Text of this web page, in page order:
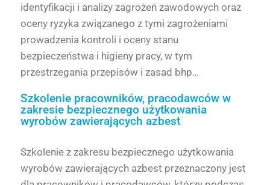
identyfikacji i analizy zagrożeń zawodowych oraz
oceny ryzyka związanego z tymi zagrożeniami
prowadzenia kontroli i oceny stanu
bezpieczeństwa i higieny pracy, w tym
przestrzegania przepisów i zasad bhp…
Szkolenie pracowników, pracodawców w
zakresie bezpiecznego użytkowania
wyrobów zawierających azbest
Szkolenie z zakresu bezpiecznego użytkowania
wyrobów zawierających azbest przeznaczony jest